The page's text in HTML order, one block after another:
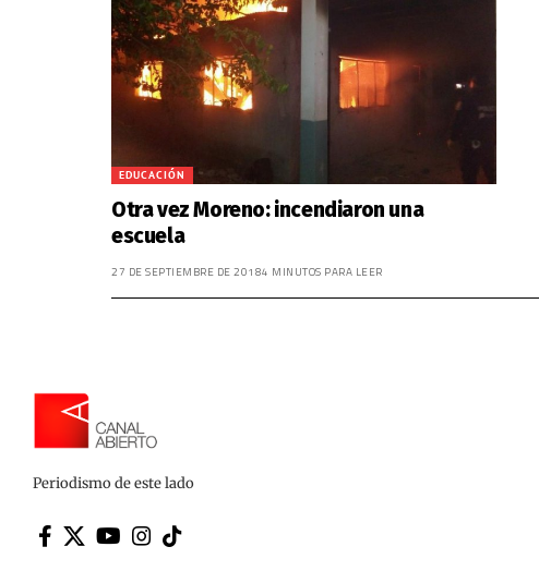
EDUCACIÓN
Otra vez Moreno: incendiaron una
escuela
27 DE SEPTIEMBRE DE 20184 MINUTOS PARA LEER
Periodismo de este lado